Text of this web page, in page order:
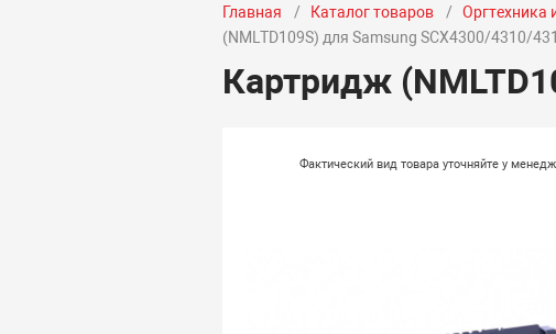
Главная Каталог товаров Оргтехника
(NMLTD109S) для Samsung SCX4300/4310/
Картридж
Фактический вид товара уточняйте у